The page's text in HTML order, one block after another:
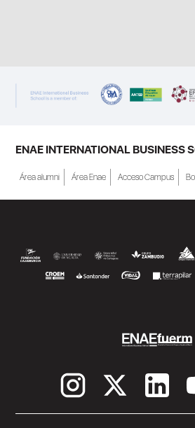
ENAE INTERNATIONAL BUSINESS
Área alumni Área Enae Acceso Campus